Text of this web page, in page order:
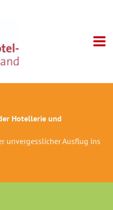
Hotellerie und
unvergesslicher Ausflug ins